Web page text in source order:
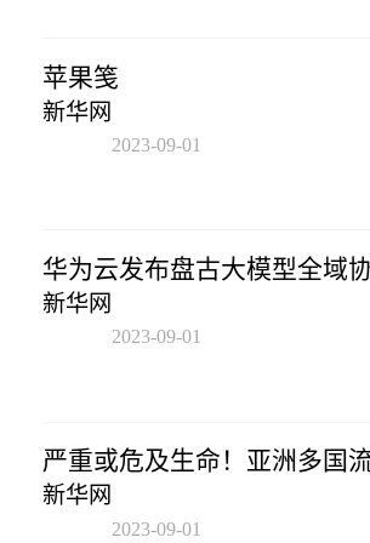
苹果笺
新华网
2023-09-01
华为云发布盘古大模型全域
新华网
2023-09-01
严重或危及生命！亚洲多国
新华网
2023-09-01